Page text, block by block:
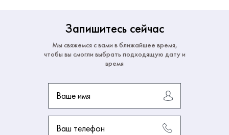
Запишитесь сейчас
Мы свяжемся с вами в ближайшее время,
чтобы вы смогли выбрать подходящую дату и
время
Ваше имя
Ваш телефон